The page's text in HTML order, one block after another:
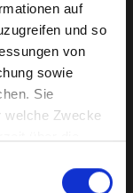
auf
und so
von
sowie
Sie
welche Zwecke
hat sich
dem Markt
und
wirksam
N-
PM
erfahren